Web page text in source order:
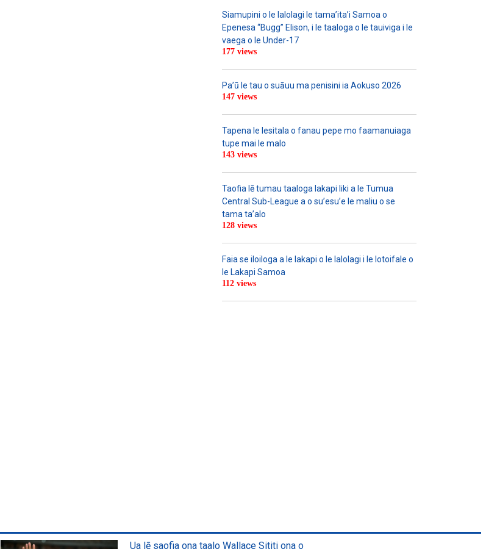
Siamupini o le lalolagi le tama’ita’i Samoa o
Epenesa “Bugg” Elison, i le taaloga o le tauiviga i le
vaega o le Under-17
177 views
Pa’ū le tau o suāuu ma penisini ia Aokuso 2026
147 views
Tapena le lesitala o fanau pepe mo faamanuiaga
tupe mai le malo
143 views
Taofia lē tumau taaloga lakapi liki a le Tumua
Central Sub-League a o su’esu’e le maliu o se
tama ta’alo
128 views
Faia se iloiloga a le lakapi o le lalolagi i le lotoifale o
le Lakapi Samoa
112 views
Ua lē saofia ona taalo Wallace Sititi ona o